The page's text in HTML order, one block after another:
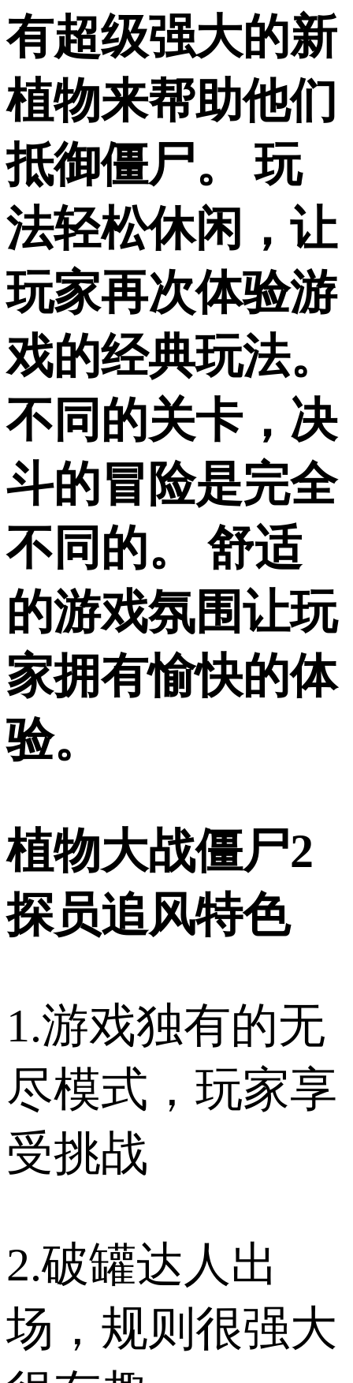
有超级强大的新
植物来帮助他们
抵御僵尸。 玩
法轻松休闲，让
玩家再次体验游
戏的经典玩法。
不同的关卡，决
斗的冒险是完全
不同的。 舒适
的游戏氛围让玩
家拥有愉快的体
验。
植物大战僵尸2
探员追风特色
1.游戏独有的无
尽模式，玩家享
受挑战
2.破罐达人出
场，规则很强大